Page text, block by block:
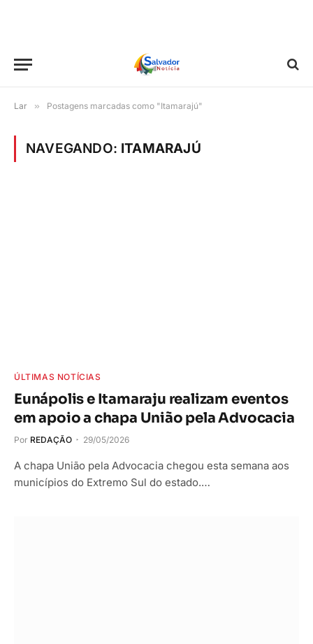
Lar » Postagens marcadas como "Itamarajú"
NAVEGANDO: ITAMARAJÚ
ÚLTIMAS NOTÍCIAS
Eunápolis e Itamaraju realizam eventos
em apoio a chapa União pela Advocacia
Por REDAÇÃO 29/05/2026
A chapa União pela Advocacia chegou esta semana aos
municípios do Extremo Sul do estado.…